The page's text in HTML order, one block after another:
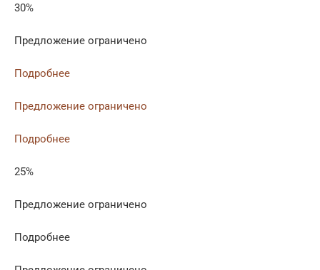
30%
Предложение ограничено
Подробнее
Предложение ограничено
Подробнее
25%
Предложение ограничено
Подробнее